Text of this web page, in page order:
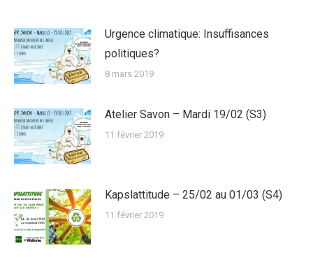
Urgence climatique: Insuffisances
politiques?
8 mars 2019
Atelier Savon – Mardi 19/02 (S3)
11 février 2019
Kapslattitude – 25/02 au 01/03 (S4)
11 février 2019